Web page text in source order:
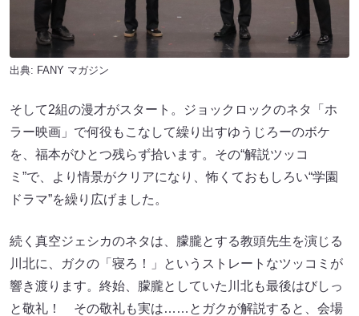
出典: FANY マガジン
そして2組の漫才がスタート。ジョックロックのネタ「ホ
ラー映画」で何役もこなして繰り出すゆうじろーのボケ
を、福本がひとつ残らず拾います。その“解説ツッコ
ミ”で、より情景がクリアになり、怖くておもしろい“学園
ドラマ”を繰り広げました。
続く真空ジェシカのネタは、朦朧とする教頭先生を演じる
川北に、ガクの「寝ろ！」というストレートなツッコミが
響き渡ります。終始、朦朧としていた川北も最後はびしっ
と敬礼！ その敬礼も実は……とガクが解説すると、会場